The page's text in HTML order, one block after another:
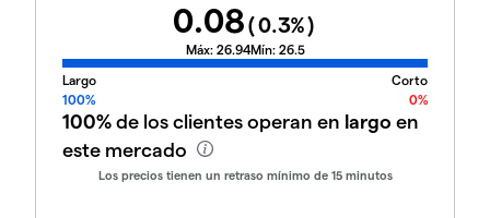
0.08(0.3%)
Máx: 26.94Mín: 26.5
Largo
Corto
100%
0%
100%de los clientes operan en largo en
este mercado
Los precios tienen un retraso mínimo de 15 minutos